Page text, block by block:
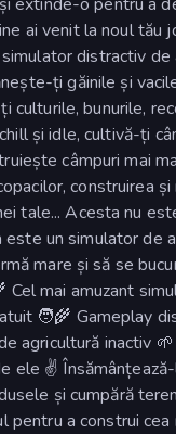
ai venit la noul tău
distractiv
ți găinile și
bunurile,
și idle, cultivă-ți
câmpuri mai
construirea
tale... Acesta nu
un simulator de
mare și să se
mai amuzant
🧑‍🌾 Gameplay
agricultură inactiv
ele ✌️
și cumpără
a construi cea